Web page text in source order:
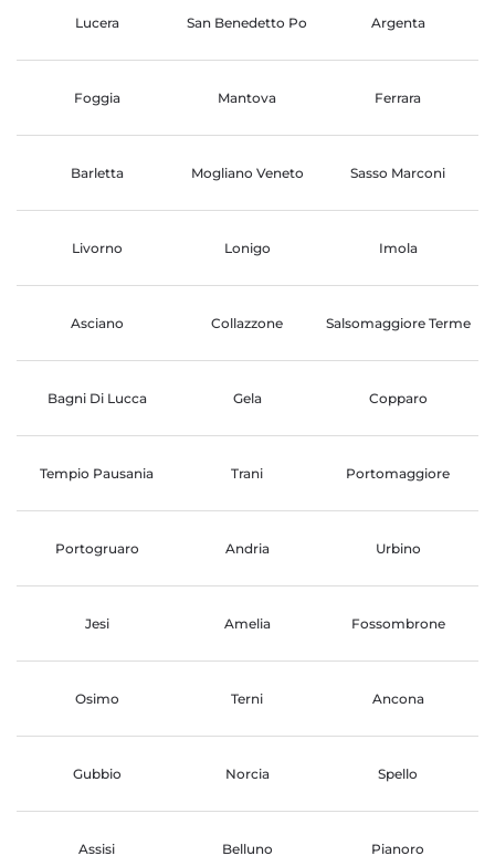
Lucera San Benedetto Po Argenta
Foggia Mantova Ferrara
Barletta Mogliano Veneto Sasso Marconi
Livorno Lonigo Imola
Asciano Collazzone Salsomaggiore Terme
Bagni Di Lucca Gela Copparo
Tempio Pausania Trani Portomaggiore
Portogruaro Andria Urbino
Jesi Amelia Fossombrone
Osimo Terni Ancona
Gubbio Norcia Spello
Assisi Belluno Pianoro